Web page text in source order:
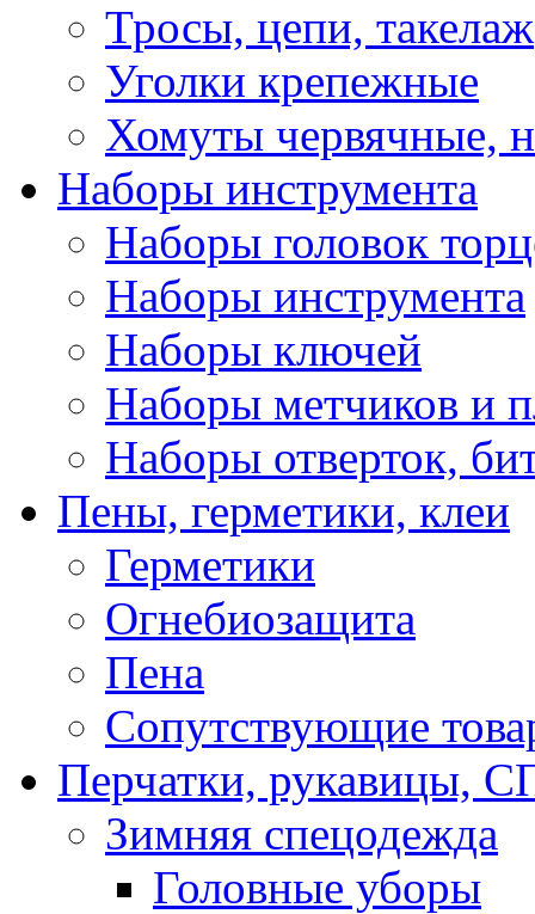
Тросы, цепи, такелаж
Уголки крепежные
Хомуты червячные,
Наборы инструмента
Наборы головок
Наборы инструмента
Наборы ключей
Наборы метчиков и
Наборы отверток,
Пены, герметики, клеи
Герметики
Огнебиозащита
Пена
Сопутствующие
Перчатки,
Зимняя спецодежда
Головные уборы